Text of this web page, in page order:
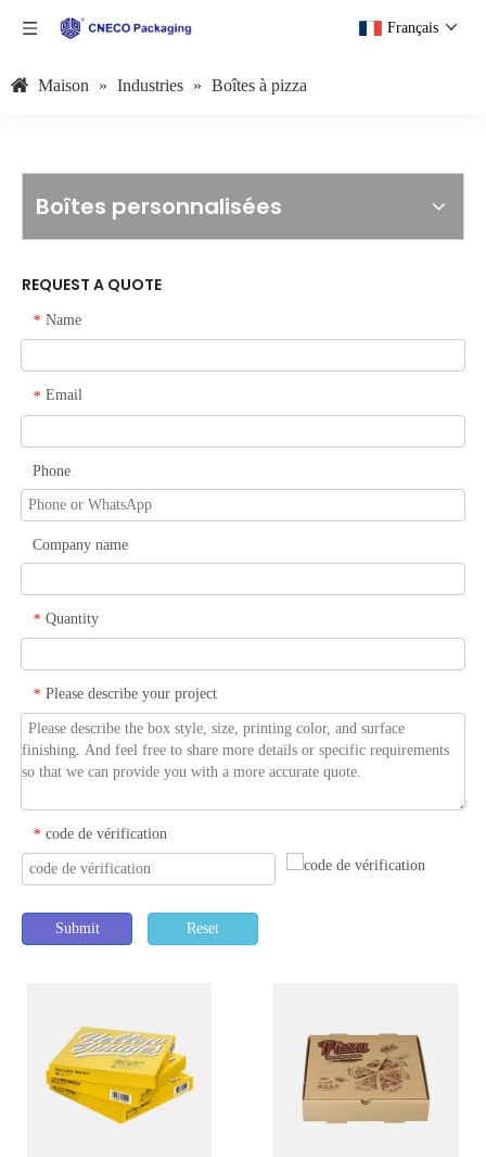
Français
Maison » Industries » Boîtes à pizza
Boîtes personnalisées
REQUEST A QUOTE
* Name
* Email
Phone
Company name
* Quantity
* Please describe your project
* code de vérification
Submit Reset